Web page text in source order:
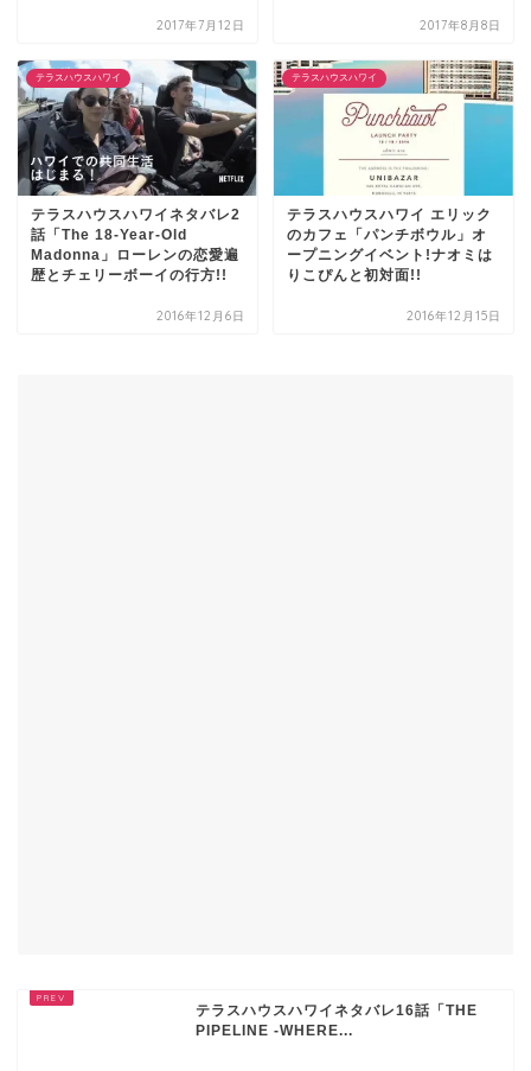
2017年7月12日 2017年8月8日
テラスハウスハワイ
テラスハウスハワイネタバレ2
話「The 18-Year-Old
Madonna」ローレンの恋愛遍
歴とチェリーボーイの行方!!
2016年12月6日
テラスハウスハワイ
テラスハウスハワイ エリック
のカフェ「パンチボウル」オ
ープニングイベント!ナオミは
りこぴんと初対面!!
2016年12月15日
テラスハウスハワイネタバレ16話「THE
PIPELINE -WHERE...